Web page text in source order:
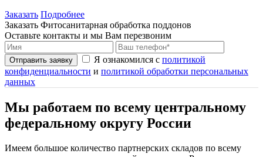
Заказать Подробнее
Заказать Фитосанитарная обработка поддонов
Оставьте контакты и мы Вам перезвоним
Отправить заявку Я ознакомился с политикой
конфиденциальности и политикой обработки персональных
данных
Мы работаем по всему центральному
федеральному округу России
Имеем большое количество партнерских складов по всему